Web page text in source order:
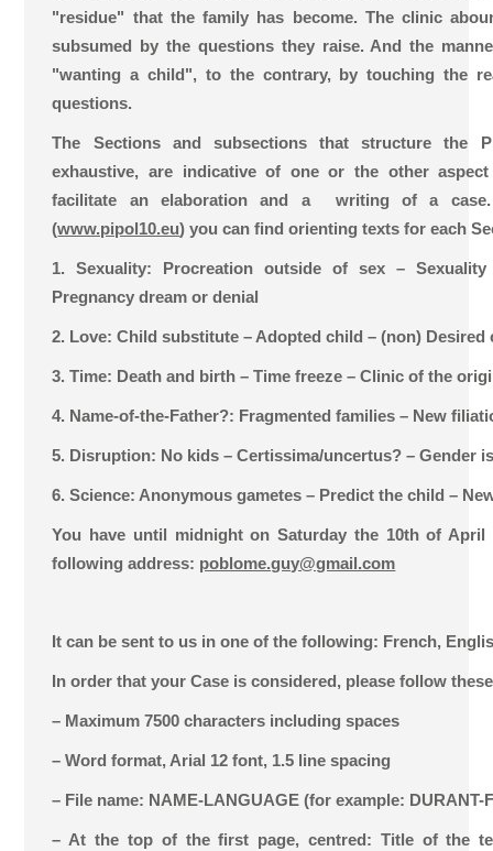
"residue" that the family has become. The clinic
subsumed by the questions they raise. And the
"wanting a child", to the contrary, by touching the
questions.
The Sections and subsections that structure the
exhaustive, are indicative of one or the other
facilitate an elaboration and a writing of a
(www.pipol10.eu) you can find orienting texts for each
1. Sexuality: Procreation outside of sex –
Pregnancy dream or denial
2. Love: Child substitute – Adopted child – (non) Desired
3. Time: Death and birth – Time freeze – Clinic of the
4. Name-of-the-Father?: Fragmented families – New
5. Disruption: No kids – Certissima/uncertus? – Gender
6. Science: Anonymous gametes – Predict the child –
You have until midnight on Saturday the 10th of
following address: poblome.guy@gmail.com
It can be sent to us in one of the following: French,
In order that your Case is considered, please follow
– Maximum 7500 characters including spaces
– Word format, Arial 12 font, 1.5 line spacing
– File name: NAME-LANGUAGE (for example: DURANT-
– At the top of the first page, centred: Title of the